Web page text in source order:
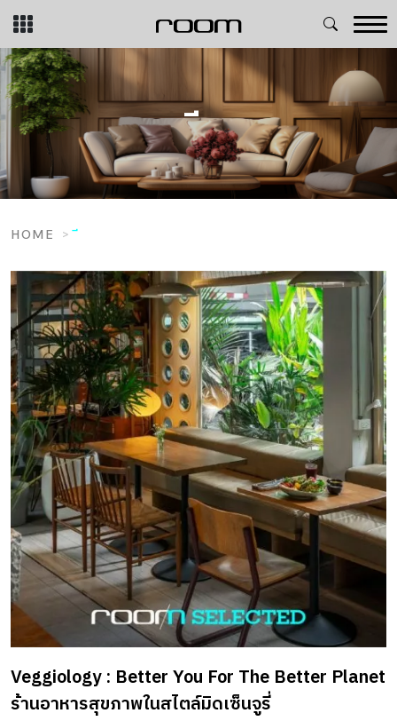
Skip
content
HOME ี
Veggiology : Better You For The Better Planet
ร้านอาหารสุขภาพในสไตล์มิดเซ็นจูรี่